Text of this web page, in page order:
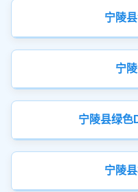
宁陵
宁
宁陵县绿色
宁陵